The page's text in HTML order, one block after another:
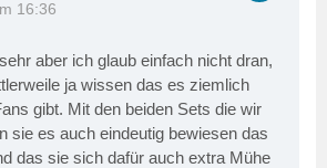
16:36
aber ich glaub einfach nicht dran,
ja wissen das es ziemlich
gibt. Mit den beiden Sets die wir
sie es auch eindeutig bewiesen das
das sie sich dafür auch extra Mühe